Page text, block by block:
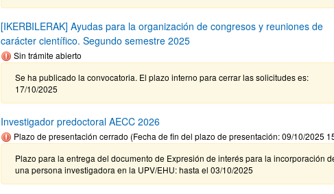
[IKERBILERAK] Ayudas para la organización de congresos y reuniones de
carácter científico. Segundo semestre 2025
Sin trámite abierto
Se ha publicado la convocatoria. El plazo interno para cerrar las solicitudes es:
17/10/2025
Investigador predoctoral AECC 2026
Plazo de presentación cerrado (Fecha de fin del plazo de presentación: 09/10/2025
Plazo para la entrega del documento de Expresión de interés para la incorporación
una persona investigadora en la UPV/EHU: hasta el 03/10/2025